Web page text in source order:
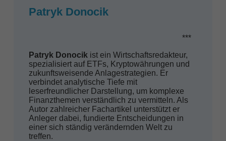
Patryk Donocik
***
Patryk Donocik ist ein Wirtschaftsredakteur,
spezialisiert auf ETFs, Kryptowährungen und
zukunftsweisende Anlagestrategien. Er
verbindet analytische Tiefe mit
leserfreundlicher Darstellung, um komplexe
Finanzthemen verständlich zu vermitteln. Als
Autor zahlreicher Fachartikel unterstützt er
Anleger dabei, fundierte Entscheidungen in
einer sich ständig verändernden Welt zu
treffen.